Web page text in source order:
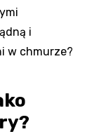
i
w chmurze?